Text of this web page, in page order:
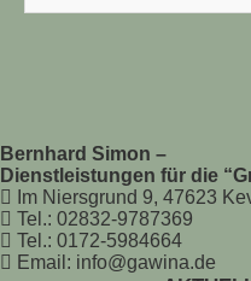
Bernhard Simon –
Dienstleistungen für die
Im Niersgrund 9, 47623
Tel.: 02832-9787369
Tel.: 0172-5984664
Email: info@gawina.de